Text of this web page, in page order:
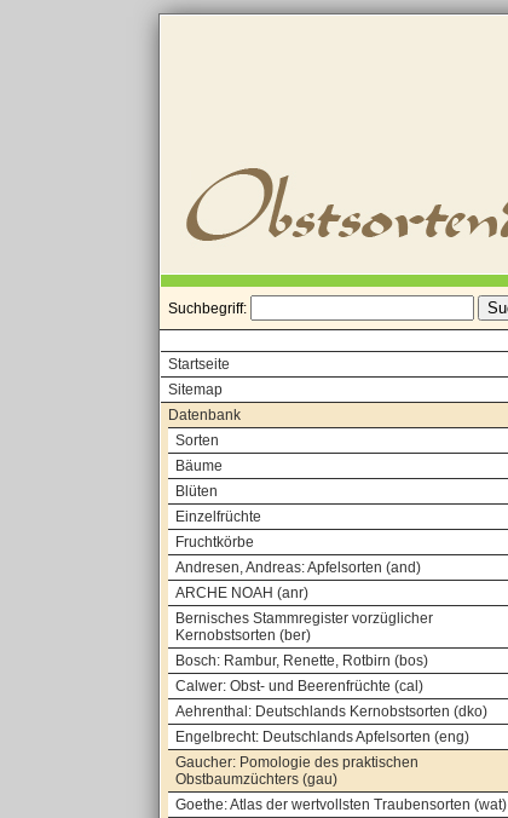
Suchbegriff:
Startseite
Sitemap
Datenbank
Sorten
Bäume
Blüten
Einzelfrüchte
Fruchtkörbe
Andresen, Andreas: Apfelsorten (and)
ARCHE NOAH (anr)
Bernisches Stammregister vorzüglicher
Kernobstsorten (ber)
Bosch: Rambur, Renette, Rotbirn (bos)
Calwer: Obst- und Beerenfrüchte (cal)
Aehrenthal: Deutschlands Kernobstsorten (dko)
Engelbrecht: Deutschlands Apfelsorten (eng)
Gaucher: Pomologie des praktischen
Obstbaumzüchters (gau)
Goethe: Atlas der wertvollsten Traubensorten (wat)